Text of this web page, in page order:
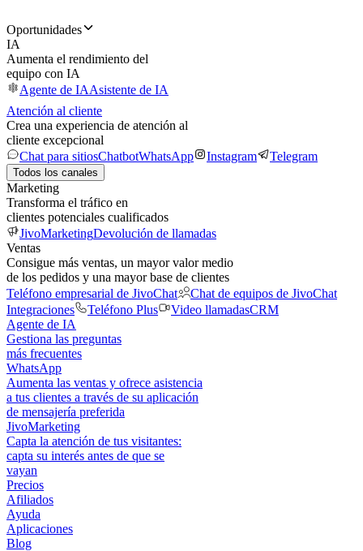
Oportunidades
IA
Aumenta el rendimiento del
equipo con IA
Agente de IAAsistente de IA
Atención al cliente
Crea una experiencia de atención al
cliente excepcional
Chat para sitiosChatbotWhatsApp Instagram Telegram
Todos los canales
Marketing
Transforma el tráfico en
clientes potenciales cualificados
JivoMarketingDevolución de llamadas
Ventas
Consigue más ventas, un mayor valor medio
de los pedidos y una mayor base de clientes
Teléfono empresarial de JivoChat
Chat de equipos de JivoChat
Integraciones
Teléfono Plus Video llamadasCRM
Agente de IA
Gestiona las preguntas
más frecuentes
WhatsApp
Aumenta las ventas y ofrece asistencia
a tus clientes a través de su aplicación
de mensajería preferida
JivoMarketing
Capta la atención de tus visitantes:
capta su interés antes de que se
vayan
Precios
Afiliados
Ayuda
Aplicaciones
Blog